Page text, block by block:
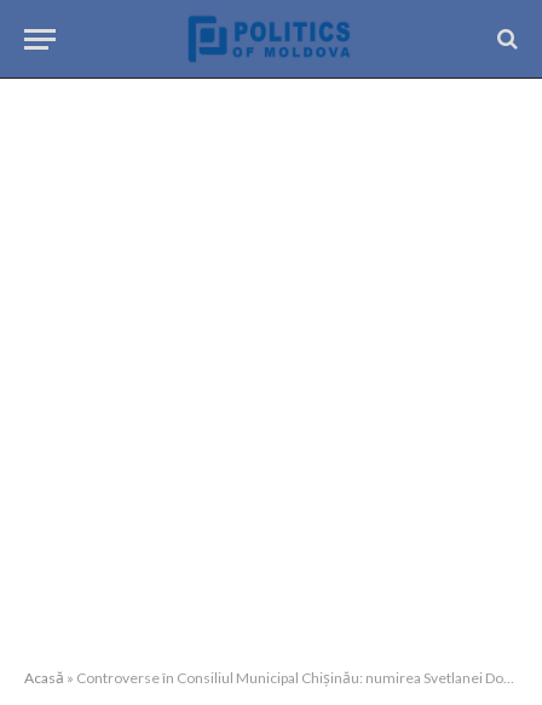
Acasă » Controverse în Consiliul Municipal Chișinău: numirea Svetlanei Dogotaru în funcția de viceprimar contestată de PAS